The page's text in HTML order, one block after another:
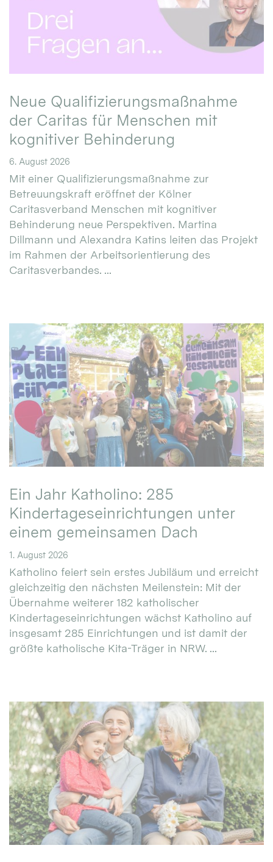
Neue Qualifizierungsmaßnahme
der Caritas für Menschen mit
kognitiver Behinderung
6. August 2026
Mit einer Qualifizierungsmaßnahme zur
Betreuungskraft eröffnet der Kölner
Caritasverband Menschen mit kognitiver
Behinderung neue Perspektiven. Martina
Dillmann und Alexandra Katins leiten das Projekt
im Rahmen der Arbeitsorientierung des
Caritasverbandes. ...
Ein Jahr Katholino: 285
Kindertageseinrichtungen unter
einem gemeinsamen Dach
1. August 2026
Katholino feiert sein erstes Jubiläum und erreicht
gleichzeitig den nächsten Meilenstein: Mit der
Übernahme weiterer 182 katholischer
Kindertageseinrichtungen wächst Katholino auf
insgesamt 285 Einrichtungen und ist damit der
größte katholische Kita-Träger in NRW. ...